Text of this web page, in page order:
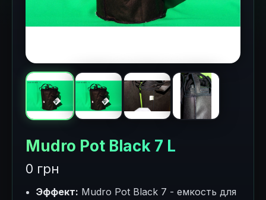
Mudro Pot Black 7 L
0 грн
Эффект: Mudro Pot Black 7 - емкость для